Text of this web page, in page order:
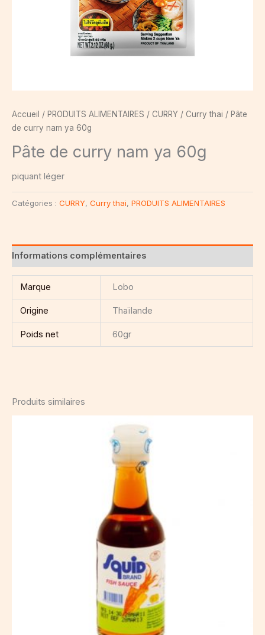
Accueil / PRODUITS ALIMENTAIRES / CURRY / Curry thai / Pâte
de curry nam ya 60g
Pâte de curry nam ya 60g
piquant léger
Catégories : CURRY, Curry thai, PRODUITS ALIMENTAIRES
Informations complémentaires
Marque Lobo
Origine Thaïlande
Poids net 60gr
Produits similaires